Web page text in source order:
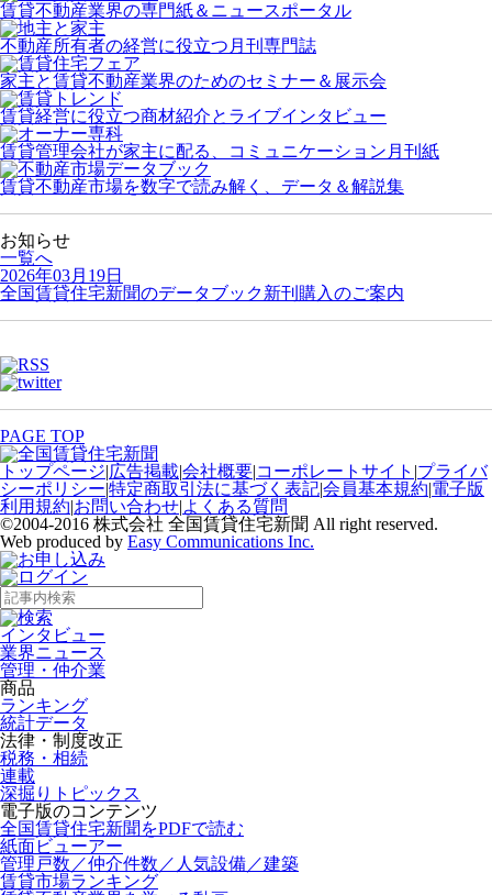
賃貸不動産業界の専門紙＆ニュースポータル
不動産所有者の経営に役立つ月刊専門誌
家主と賃貸不動産業界のためのセミナー＆展示会
賃貸経営に役立つ商材紹介とライブインタビュー
賃貸管理会社が家主に配る、コミュニケーション月刊紙
賃貸不動産市場を数字で読み解く、データ＆解説集
お知らせ
一覧へ
2026年03月19日
全国賃貸住宅新聞のデータブック新刊購入のご案内
PAGE TOP
トップページ|広告掲載|会社概要|コーポレートサイト |プライバ
シーポリシー|特定商取引法に基づく表記|会員基本規約|電子版
利用規約|お問い合わせ|よくある質問
©2004-2016 株式会社 全国賃貸住宅新聞 All right reserved.
Web produced by Easy Communications Inc.
インタビュー
業界ニュース
管理・仲介業
商品
ランキング
統計データ
法律・制度改正
税務・相続
連載
深掘りトピックス
電子版のコンテンツ
全国賃貸住宅新聞をPDFで読む
紙面ビューアー
管理戸数／仲介件数／人気設備／建築
賃貸市場ランキング